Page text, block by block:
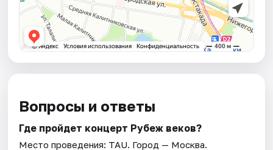
Вопросы и ответы
Где пройдет концерт Рубеж веков?
Место проведения: TAU. Город — Москва.